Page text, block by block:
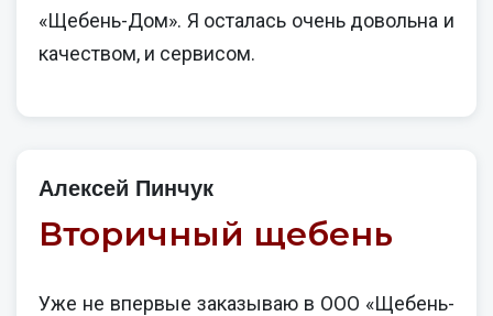
«Щебень-Дом». Я осталась очень довольна и
качеством, и сервисом.
Алексей Пинчук
Вторичный щебень
Уже не впервые заказываю в ООО «Щебень-